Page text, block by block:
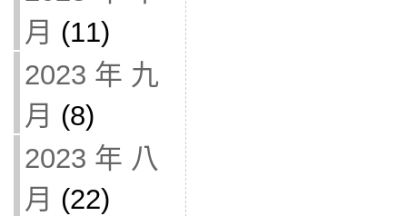
月 (11)
2023 年 九
月 (8)
2023 年 八
月 (22)